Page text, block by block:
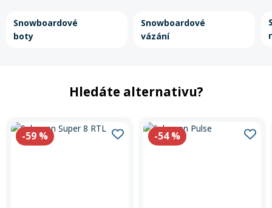
Snowboardové
boty
Snowboardové
vázání
Hledáte alternativu?
-59 % -54%